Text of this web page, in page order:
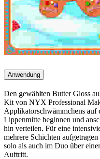
Anwendung
Den gewählten Butter Gloss
Kit von NYX Professional
Applikatorschwämmchens
Lippenmitte beginnen und
hin verteilen. Für eine
mehrere Schichten
solo als auch im Duo über
Auftritt.